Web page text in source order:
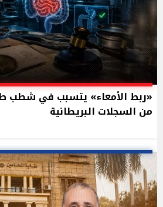
«ربط الأمعاء» يتسبب في شطب
من السجلات البريطانية